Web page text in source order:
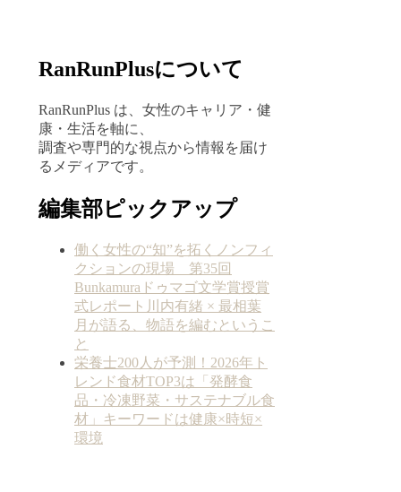
RanRunPlusについて
RanRunPlus は、女性のキャリア・健
康・生活を軸に、
調査や専門的な視点から情報を届け
るメディアです。
編集部ピックアップ
働く女性の“知”を拓くノンフィ
クションの現場 第35回
Bunkamuraドゥマゴ文学賞授賞
式レポート川内有緒 × 最相葉
月が語る、物語を編むというこ
と
栄養士200人が予測！2026年ト
レンド食材TOP3は「発酵食
品・冷凍野菜・サステナブル食
材」キーワードは健康×時短×
環境